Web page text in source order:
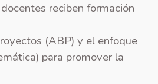
reciben formación
(ABP) y el enfoque
para promover la